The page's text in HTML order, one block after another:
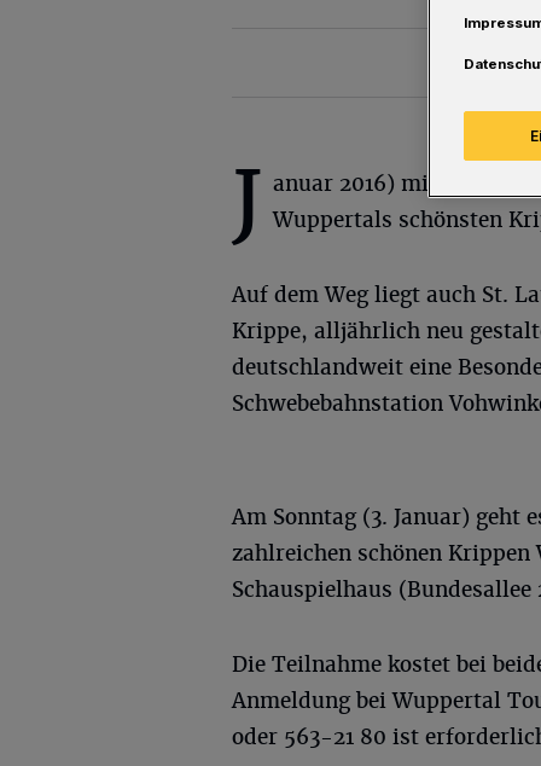
J anuar 2016) mit der
Wuppertals schönsten
Auf dem Weg liegt auch St.
Krippe, alljährlich neu
deutschlandweit eine
Schwebebahnstation
Am Sonntag (3. Januar) geht
zahlreichen schönen
Schauspielhaus (Bundesallee
Die Teilnahme kostet bei
Anmeldung bei Wuppertal
oder 563-21 80 ist